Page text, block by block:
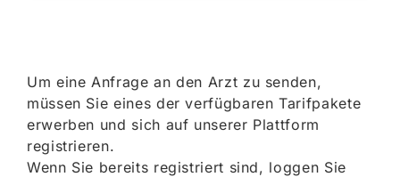
Um eine Anfrage an den Arzt zu senden,
müssen Sie eines der verfügbaren Tarifpakete
erwerben und sich auf unserer Plattform
registrieren.
Wenn Sie bereits registriert sind, loggen Sie